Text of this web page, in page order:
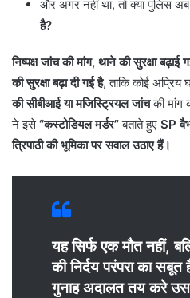
और अगर नहीं था, तो क्या पुलिस
है?
निष्पक्ष जांच की मांग, थाने की सुरक्षा बढ़ाई
की सुरक्षा बढ़ा दी गई है, ताकि कोई अप्रिय
की सीबीआई या मजिस्ट्रियल जांचकी मांग
ने इसे“कस्टोडियल मर्डर”बताते हुए SP
त्रिपाठी की भूमिका पर सवाल उठाए हैं।
यह सिर्फ एक मौत नहीं,
की निर्दय परंपरा का
गुनाह अदालत तय करे